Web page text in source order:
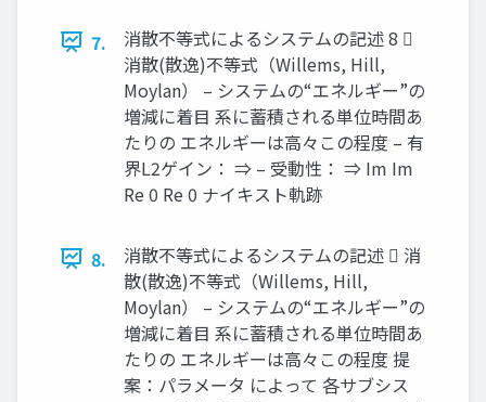
7.
消散不等式によるシステムの記述 8 
消散(散逸)不等式（Willems, Hill,
Moylan） – システムの“エネルギー”の
増減に着目 系に蓄積される単位時間あ
たりの エネルギーは高々この程度 – 有
界L2ゲイン： ⇒ – 受動性： ⇒ Im Im
Re 0 Re 0 ナイキスト軌跡
8.
消散不等式によるシステムの記述  消
散(散逸)不等式（Willems, Hill,
Moylan） – システムの“エネルギー”の
増減に着目 系に蓄積される単位時間あ
たりの エネルギーは高々この程度 提
案：パラメータ によって 各サブシス